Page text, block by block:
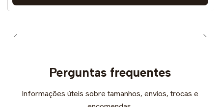
Perguntas frequentes
Informações úteis sobre tamanhos, envios, trocas e